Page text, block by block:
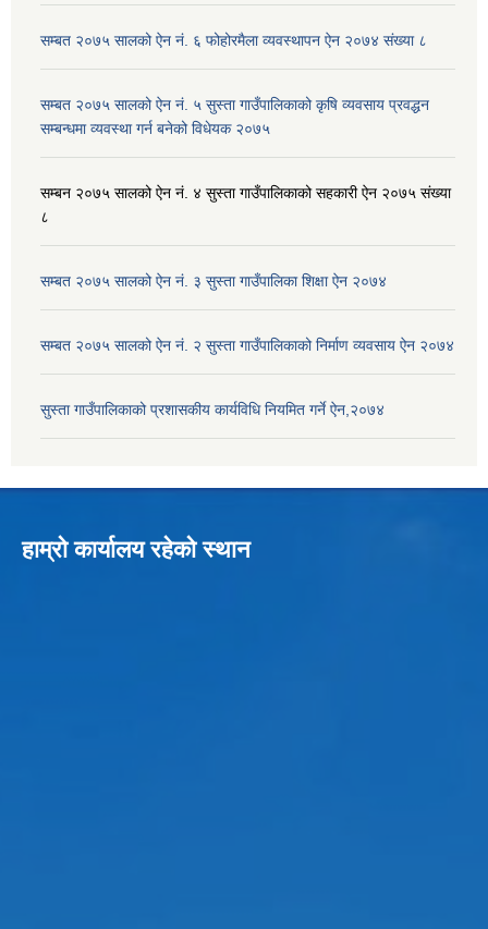
सम्बत २०७५ सालको ऐन नं. ६ फोहोरमैला व्यवस्थापन ऐन २०७४ संख्या ८
सम्बत २०७५ सालको ऐन नं. ५ सुस्ता गाउँपालिकाको कृषि व्यवसाय प्रवद्धन
सम्बन्धमा व्यवस्था गर्न बनेको विधेयक २०७५
सम्बन २०७५ सालको ऐन नं. ४ सुस्ता गाउँपालिकाको सहकारी ऐन २०७५ संख्या
८
सम्बत २०७५ सालको ऐन नं. ३ सुस्ता गाउँपालिका शिक्षा ऐन २०७४
सम्बत २०७५ सालको ऐन नं. २ सुस्ता गाउँपालिकाको निर्माण व्यवसाय ऐन २०७४
सुस्ता गाउँपालिकाको प्रशासकीय कार्यविधि नियमित गर्ने ऐन,२०७४
हाम्रो कार्यालय रहेको स्थान